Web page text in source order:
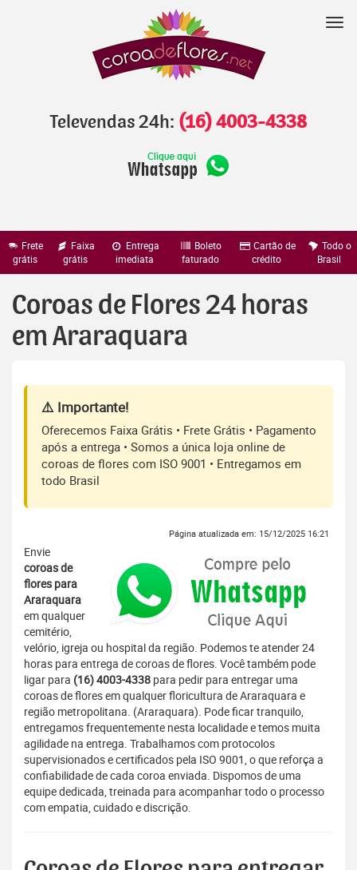
Televendas 24h: (16) 4003-4338
Frete
grátis
Faixa
grátis
Entrega
imediata
Boleto
faturado
Cartão de
crédito
Todo o
Brasil
Coroas de Flores 24 horas
em Araraquara
⚠️ Importante!
Oferecemos Faixa Grátis • Frete Grátis • Pagamento
após a entrega • Somos a única loja online de
coroas de flores com ISO 9001 • Entregamos em
todo Brasil
Página atualizada em: 15/12/2025 16:21
Envie
coroas de
flores para
Araraquara
em qualquer
cemitério,
velório, igreja ou hospital da região. Podemos te atender 24
horas para entrega de coroas de flores. Você também pode
ligar para (16) 4003-4338 para pedir para entregar uma
coroas de flores em qualquer floricultura de Araraquara e
região metropolitana. (Araraquara). Pode ficar tranquilo,
entregamos frequentemente nesta localidade e temos muita
agilidade na entrega. Trabalhamos com protocolos
supervisionados e certificados pela ISO 9001, o que reforça a
confiabilidade de cada coroa enviada. Dispomos de uma
equipe dedicada, treinada para acompanhar todo o processo
com empatia, cuidado e discrição.